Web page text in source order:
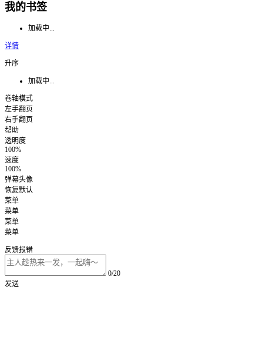
我的书签
加载中...
详情
升序
加载中...
卷轴模式
左手翻页
右手翻页
帮助
透明度
100%
速度
100%
弹幕头像
恢复默认
菜单
菜单
菜单
菜单
反馈报错
0/20
发送